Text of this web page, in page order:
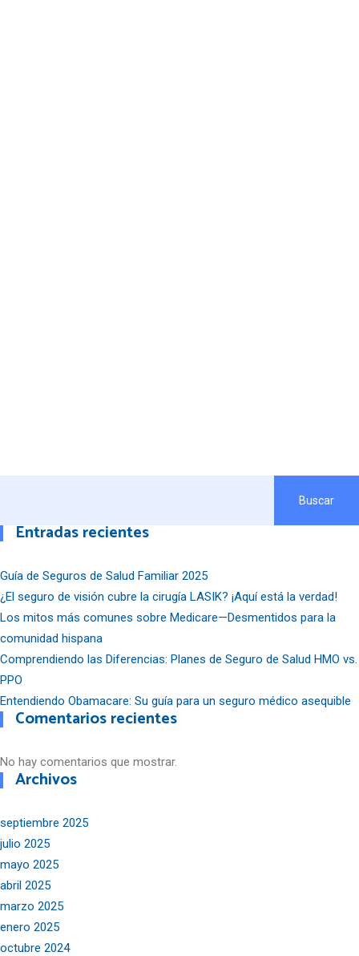
Buscar
Entradas recientes
Guía de Seguros de Salud Familiar 2025
¿El seguro de visión cubre la cirugía LASIK? ¡Aquí está la verdad!
Los mitos más comunes sobre Medicare—Desmentidos para la
comunidad hispana
Comprendiendo las Diferencias: Planes de Seguro de Salud HMO vs.
PPO
Entendiendo Obamacare: Su guía para un seguro médico asequible
Comentarios recientes
No hay comentarios que mostrar.
Archivos
septiembre 2025
julio 2025
mayo 2025
abril 2025
marzo 2025
enero 2025
octubre 2024